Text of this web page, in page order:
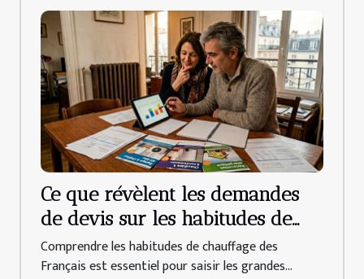
Ce que révèlent les demandes
de devis sur les habitudes de
chauffage des français
Comprendre les habitudes de chauffage des
Français est essentiel pour saisir les grandes...